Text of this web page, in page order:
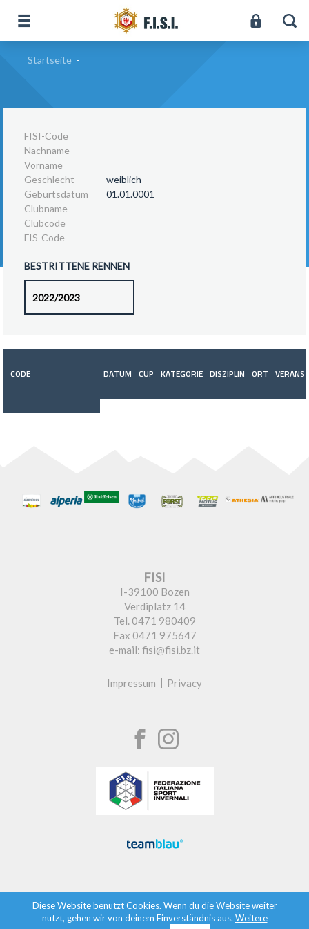
Startseite -
FISI-Code
Nachname
Vorname
Geschlecht
weiblich
Geburtsdatum
01.01.0001
Clubname
Clubcode
FIS-Code
BESTRITTENE RENNEN
CODE DATUM CUP KATEGORIE DISZIPLIN ORT
FISI
I-39100 Bozen
Verdiplatz 14
Tel. 0471 980409
Fax 0471 975647
e-mail: fisi@fisi.bz.it
Impressum Privacy
Diese Website benutzt Cookies. Wenn du die Website weiter
nutzt, gehen wir von deinem Einverständnis aus. Weitere